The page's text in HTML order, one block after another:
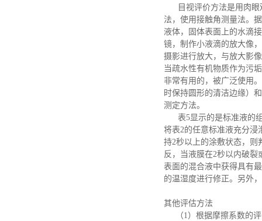
目视评价方法是用肉眼
法，使用接触角测量法。
液体，固体表面上的水滴
镜，制作小液滴的放大像
摄影进行放大，与放大影
当疏水性有机物质作为污
非常有用的，被广泛使用
时保持圆形的清洁边缘）
测定方法。
表5显示的是标准液的
将表2的任意标准液充分浸
持2秒以上的涂敷状态，则
反，当液膜在2秒以内破
表面的混合液中获得具有
的温湿度进行修正。另外
其他评估方法
（1）根据摩擦系数的